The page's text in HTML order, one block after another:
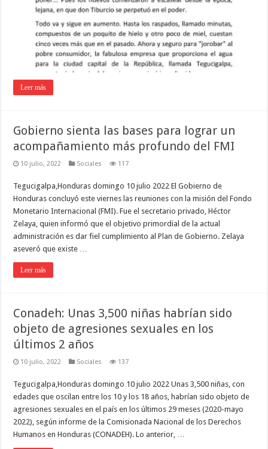
Leer más
Gobierno sienta las bases para lograr un
acompañamiento más profundo del FMI
10 julio, 2022 Sociales 117
Tegucigalpa,Honduras domingo 10 julio 2022 El Gobierno de
Honduras concluyó este viernes las reuniones con la misión del Fondo
Monetario Internacional (FMI). Fue el secretario privado, Héctor
Zelaya, quien informó que el objetivo primordial de la actual
administración es dar fiel cumplimiento al Plan de Gobierno. Zelaya
aseveró que existe …
Leer más
Conadeh: Unas 3,500 niñas habrían sido
objeto de agresiones sexuales en los
últimos 2 años
10 julio, 2022 Sociales 137
Tegucigalpa,Honduras domingo 10 julio 2022 Unas 3,500 niñas, con
edades que oscilan entre los 10 y los 18 años, habrían sido objeto de
agresiones sexuales en el país en los últimos 29 meses (2020-mayo
2022), según informe de la Comisionada Nacional de los Derechos
Humanos en Honduras (CONADEH). Lo anterior, …